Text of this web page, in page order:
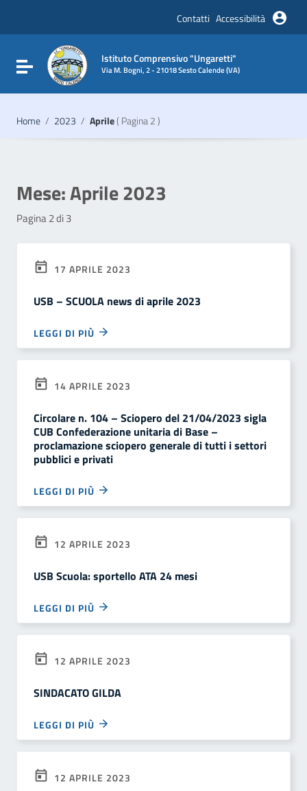
Vai al footer
Contatti Accessibilità
Attiva / disattiva la navigazione
Istituto Comprensivo "Ungaretti"
Via M. Bogni, 2 - 21018 Sesto Calende (VA)
Home / 2023 / Aprile( Pagina 2 )
Mese:Aprile 2023
Pagina 2 di 3
17 APRILE 2023
USB – SCUOLA news di aprile 2023
LEGGI DI PIÙ
14 APRILE 2023
Circolare n. 104 – Sciopero del 21/04/2023 sigla
CUB Confederazione unitaria di Base –
proclamazione sciopero generale di tutti i settori
pubblici e privati
LEGGI DI PIÙ
12 APRILE 2023
USB Scuola: sportello ATA 24 mesi
LEGGI DI PIÙ
12 APRILE 2023
SINDACATO GILDA
LEGGI DI PIÙ
12 APRILE 2023